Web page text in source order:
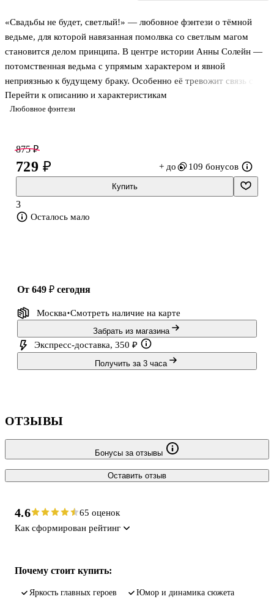
Любовное фэнтези
«Свадьбы не будет, светлый!» — любовное фэнтези о тёмной
ведьме, для которой навязанная помолвка со светлым магом
становится делом принципа. В центре истории Анны Солейн —
потомственная ведьма с упрямым характером и явной
неприязнью к будущему браку. Особенно её тревожит связь с
лордом Лайтвудом, могущественным светлым магом и ректором
столичной академии, чьё имя связано для неё не с
на жизнь героини.
О чём книга
Героиня не собирается покорно принимать решение, которое за
неё уже приняли. Она уверена, что жених быстро откажется от
Перейти к описанию и характеристикам
875 ₽
729 ₽ + до 109 бонусов
Купить
3
Осталось мало
от 649 ₽ сегодня
Москва Смотреть наличие на карте
Забрать из магазина
Экспресс-доставка, 350 ₽
Получить за 3 часа
ОТЗЫВЫ
Бонусы за отзывы
Оставить отзыв
4.6
65 оценок
Как сформирован рейтинг
Почему стоит купить:
Яркость главных героев
Юмор и динамика сюжета